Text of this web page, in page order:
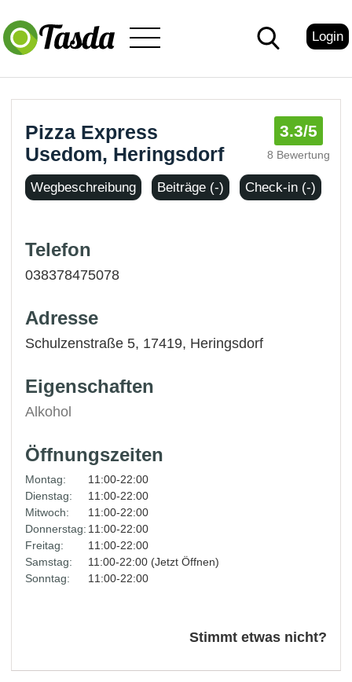
Login
Pizza Express
Usedom, Heringsdorf
3.3/5
8 Bewertung
Wegbeschreibung Beiträge (-) Check-in (-)
Telefon
038378475078
Adresse
Schulzenstraße 5, 17419, Heringsdorf
Eigenschaften
Alkohol
Öffnungszeiten
Montag:
11:00-22:00
Dienstag:
11:00-22:00
Mitwoch:
11:00-22:00
Donnerstag: 11:00-22:00
Freitag:
11:00-22:00
Samstag:
11:00-22:00 (Jetzt Öffnen)
Sonntag:
11:00-22:00
Stimmt etwas nicht?